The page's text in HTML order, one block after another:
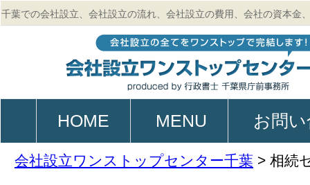
千葉での会社設立、会社設立の流れ、会社設立の費用、会社の資本金
HOME MENU お問
会社設立ワンストップセンター千葉 > 相続